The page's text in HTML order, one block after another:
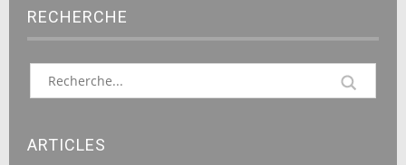
RECHERCHE
ARTICLES